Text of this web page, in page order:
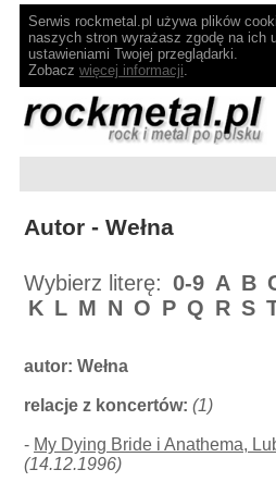
Serwis rockmetal.pl używa plików
naszych stron wyrażasz zgodę na ich
ustawieniami Twojej przeglądarki.
Zobacz więcej informacji.
Autor - Wełna
Wybierz literę: 0-9 A B
K L M N O P Q R S
autor:Wełna
relacje z koncertów: (1)
- My Dying Bride i Anathema,
(14.12.1996)